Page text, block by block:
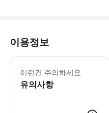
이용정보
이런건 주의하세요
유의사항